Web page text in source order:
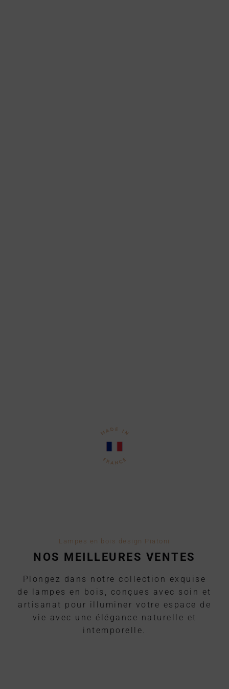
Lampes en bois design Piatoni
NOS MEILLEURES VENTES
Plongez dans notre collection exquise
de lampes en bois, conçues avec soin et
artisanat pour illuminer votre espace de
vie avec une élégance naturelle et
intemporelle.